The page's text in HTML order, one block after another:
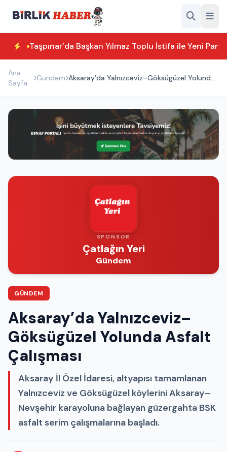
Taşpınar’da Başkan Yılmaz Toplu İstifa ile Yeni
Ana
Sayfa
Gündem Aksaray’da Yalnızceviz–Göksügüzel Yolunda
SPONSOR
Çatlağın Yeri
Gündem
GÜNDEM
Aksaray’da Yalnızceviz–
Göksügüzel Yolunda Asfalt
Çalışması
Aksaray İl Özel İdaresi, altyapısı tamamlanan
Yalnızceviz ve Göksügüzel köylerini Aksaray–
Nevşehir karayoluna bağlayan güzergahta BSK
asfalt serim çalışmalarına başladı.